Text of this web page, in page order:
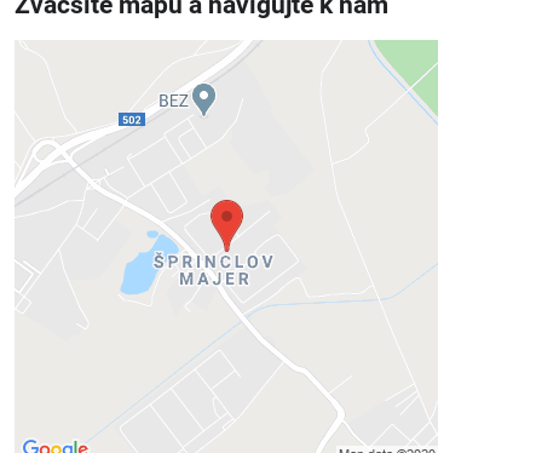
Externý obsah je blokovaný
Prajete si načítať externý obsah?
Povoliť tentokrát
Povoliť a zapamätať - súhlas s druhom
cookie: Funkčné
Otvoriť obsah v novom okne